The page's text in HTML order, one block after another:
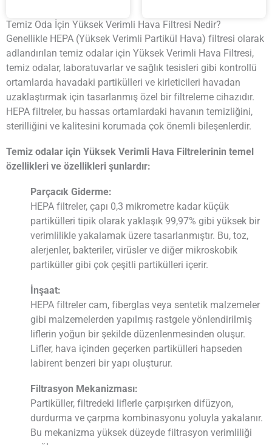
Temiz Oda İçin Yüksek Verimli Hava Filtresi Nedir?
Genellikle HEPA (Yüksek Verimli Partikül Hava) filtresi olarak
adlandırılan temiz odalar için Yüksek Verimli Hava Filtresi,
temiz odalar, laboratuvarlar ve sağlık tesisleri gibi kontrollü
ortamlarda havadaki partikülleri ve kirleticileri havadan
uzaklaştırmak için tasarlanmış özel bir filtreleme cihazıdır.
HEPA filtreler, bu hassas ortamlardaki havanın temizliğini,
sterilliğini ve kalitesini korumada çok önemli bileşenlerdir.
Temiz odalar için Yüksek Verimli Hava Filtrelerinin temel
özellikleri ve özellikleri şunlardır:
Parçacık Giderme:
HEPA filtreler, çapı 0,3 mikrometre kadar küçük
partikülleri tipik olarak yaklaşık 99,97% gibi yüksek bir
verimlilikle yakalamak üzere tasarlanmıştır. Bu, toz,
alerjenler, bakteriler, virüsler ve diğer mikroskobik
partiküller gibi çok çeşitli partikülleri içerir.
İnşaat:
HEPA filtreler cam, fiberglas veya sentetik malzemeler
gibi malzemelerden yapılmış rastgele yönlendirilmiş
liflerin yoğun bir şekilde düzenlenmesinden oluşur.
Lifler, hava içinden geçerken partikülleri hapseden
labirent benzeri bir yapı oluşturur.
Filtrasyon Mekanizması:
Partiküller, filtredeki liflerle çarpışırken difüzyon,
durdurma ve çarpma kombinasyonu yoluyla yakalanır.
Bu mekanizma yüksek düzeyde filtrasyon verimliliği